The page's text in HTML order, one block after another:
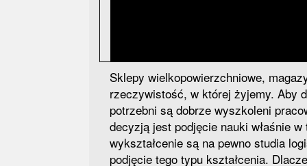
Sklepy wielkopowierzchniowe,
rzeczywistość, w której żyjemy. Aby
potrzebni są dobrze wyszkoleni
decyzją jest podjęcie nauki właśnie
wykształcenie są na pewno studia
podjęcie tego typu kształcenia.